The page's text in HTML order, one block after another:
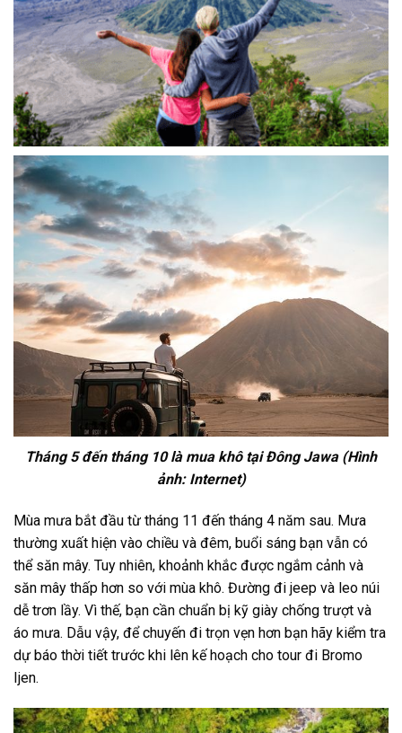
Tháng 5 đến tháng 10 là mua khô tại Đông Jawa (Hình
ảnh: Internet)
Mùa mưa bắt đầu từ tháng 11 đến tháng 4 năm sau. Mưa
thường xuất hiện vào chiều và đêm, buổi sáng bạn vẫn có
thể săn mây. Tuy nhiên, khoảnh khắc được ngắm cảnh và
săn mây thấp hơn so với mùa khô. Đường đi jeep và leo núi
dễ trơn lầy. Vì thế, bạn cần chuẩn bị kỹ giày chống trượt và
áo mưa. Dẫu vậy, để chuyến đi trọn vẹn hơn bạn hãy kiểm tra
dự báo thời tiết trước khi lên kế hoạch cho tour đi Bromo
Ijen.